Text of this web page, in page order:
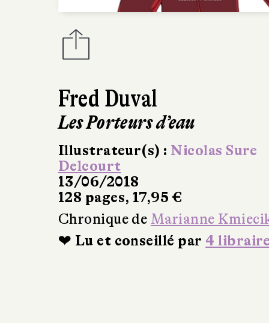
Fred Duval
Les Porteurs d’eau
Illustrateur(s) : Nicolas Sure
Delcourt
13/06/2018
128 pages, 17,95 €
Chronique de Marianne
❤ Lu et conseillé par 4